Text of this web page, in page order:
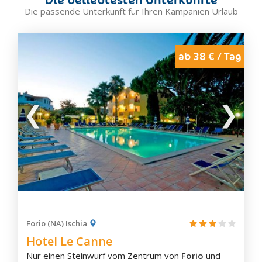
Forio
Massa Lubrense
Mercogliano
Meta
Minori
Mirabella Eclano
Mondragone
Montesarchio
Nocera Inferiore
Nocera Superiore
Nola
Die passende Unterkunft für Ihren Kampanien Urlaub
ab 38 € / Tag
Forio (NA) Ischia
Hotel Le Canne
Nur einen Steinwurf vom Zentrum von Forio und